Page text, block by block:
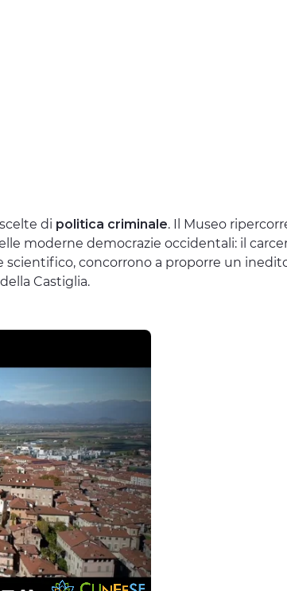
di politica criminale. Il Museo
moderne democrazie occidentali: il
concorrono a proporre un
Castiglia.